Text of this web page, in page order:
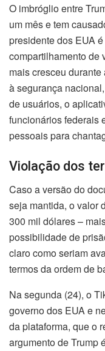
O imbróglio entre
um mês e tem
presidente dos EUA
compartilhamento de
mais cresceu
à segurança
de usuários, o
funcionários federais
pessoais para
Violação dos
Caso a versão do
seja mantida, o valor
300 mil dólares –
possibilidade de
claro como seriam
termos da ordem de
Na segunda (24), o
governo dos EUA e
da plataforma, que o
argumento de Trump